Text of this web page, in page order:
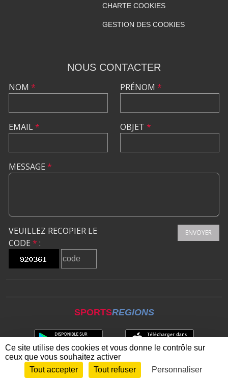
CHARTE COOKIES
GESTION DES COOKIES
NOUS CONTACTER
NOM *
EMAIL*
PRÉNOM *
OBJET *
MESSAGE *
VEUILLEZ RECOPIER LE
CODE * :
ENVOYER
SPORTSREGIONS
Envie de participer ? CONNEXION
Ce site utilise des cookies et vous donne le contrôle sur
ceux que vous souhaitez activer
Tout accepter
Tout refuser Personnaliser